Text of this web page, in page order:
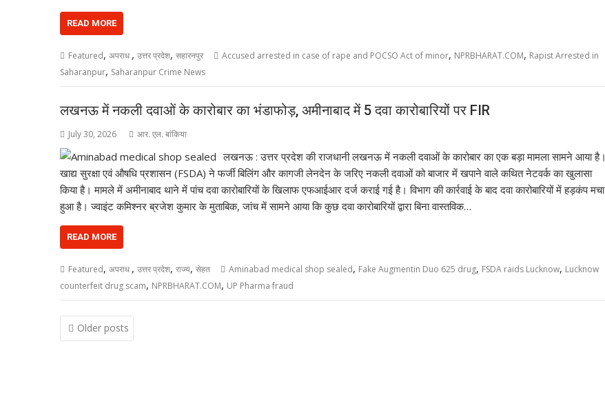
READ MORE
Featured, अपराध , उत्तर प्रदेश, सहारनपुर Accused arrested in case of rape and POCSO Act of minor, NPRBHARAT.COM, Rapist Arrested in
Saharanpur, Saharanpur Crime News
लखनऊ में नकली दवाओं के कारोबार का भंडाफोड़, अमीनाबाद में 5 दवा कारोबारियों पर FIR
July 30, 2026 आर. एल. बांकिया
लखनऊ : उत्तर प्रदेश की राजधानी लखनऊ में नकली दवाओं के कारोबार का एक बड़ा मामला सामने आया है।
खाद्य सुरक्षा एवं औषधि प्रशासन (FSDA) ने फर्जी बिलिंग और कागजी लेनदेन के जरिए नकली दवाओं को बाजार में खपाने वाले कथित नेटवर्क का खुलासा
किया है। मामले में अमीनाबाद थाने में पांच दवा कारोबारियों के खिलाफ एफआईआर दर्ज कराई गई है। विभाग की कार्रवाई के बाद दवा कारोबारियों में हड़कंप मचा
हुआ है। ज्वाइंट कमिश्नर ब्रजेश कुमार के मुताबिक, जांच में सामने आया कि कुछ दवा कारोबारियों द्वारा बिना वास्तविक…
READ MORE
Featured, अपराध , उत्तर प्रदेश, राज्य, सेहत Aminabad medical shop sealed, Fake Augmentin Duo 625 drug, FSDA raids Lucknow, Lucknow
counterfeit drug scam, NPRBHARAT.COM, UP Pharma fraud
Posts
navigation
Older posts